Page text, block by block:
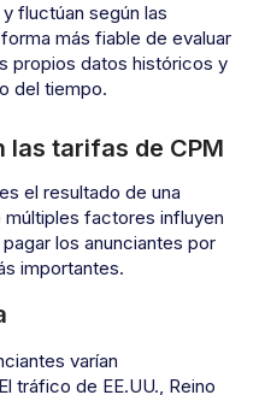
fluctúan según las
más fiable de evaluar
propios datos históricos y
del tiempo.
tarifas de CPM
el resultado de una
factores influyen
los anunciantes por
importantes.
varían
tráfico de EE.UU., Reino